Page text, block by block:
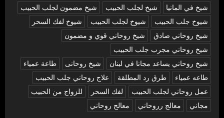
شيخ في المانيا شيخ لجلب الحبيب
شيخ مضمون لجلب الحبيب
شيوخ جلب الحبيب
شيوخ لجلب الحبيب
شيوخ لفك السحر
شیخ روحاني صادق
شیخ روحاني قوي و مضمون
شیخ روحاني مجرب جلب الحبيب
شیخ روحاني يساعد مجانا في لبنان
شیخ روحانی
طاعة عمياء
طاعه عمياء
طرق رد المطلقة
علاج روحاني جلب الحبيب
عمل روحاني لجلب الحبيب
لفك السحر
للزواج من الحبيب
مجاني
معالج رروحاني معالج روحاني